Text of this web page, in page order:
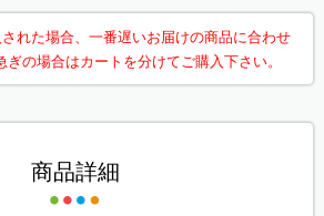
れた場合、一番遅いお届けの商品に合わせ
の場合はカートを分けてご購入下さい。
商品詳細